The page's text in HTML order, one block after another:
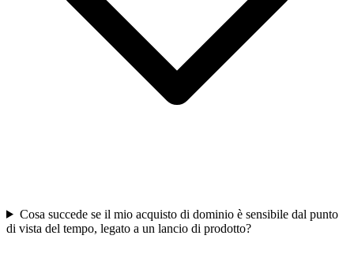
Cosa succede se il mio acquisto di dominio è sensibile dal punto
di vista del tempo, legato a un lancio di prodotto?